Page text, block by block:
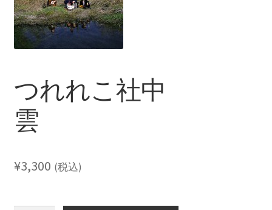
ッ
プ
ショップ
セレクト
マイアカウント
レーベル
つれれこ社中
雲
¥3,300 (税込)